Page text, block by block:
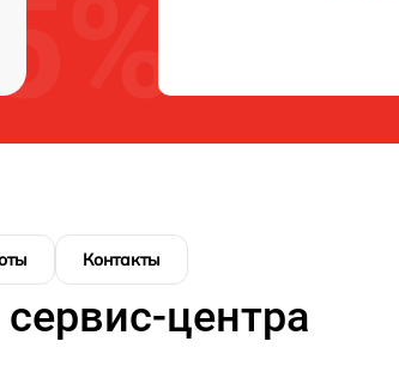
Контакты
центра